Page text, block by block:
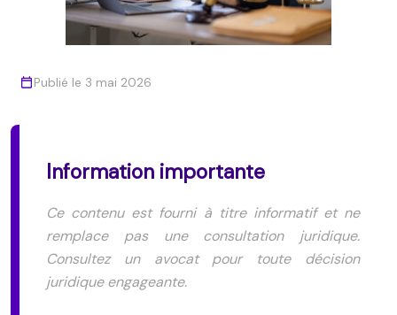
Publié le 3 mai 2026
Information importante
Ce contenu est fourni à titre informatif et ne
remplace pas une consultation juridique.
Consultez un avocat pour toute décision
juridique engageante.